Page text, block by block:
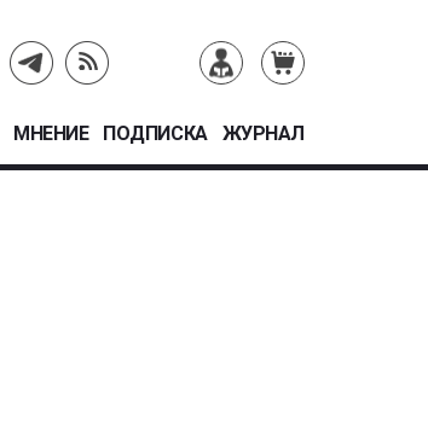
МНЕНИЕ ПОДПИСКА ЖУРНАЛ